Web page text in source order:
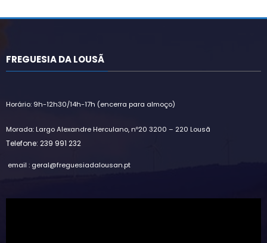
FREGUESIA DA LOUSÃ
Horário: 9h-12h30/14h-17h (encerra para almoço)
Morada: Largo Alexandre Herculano, nº20 3200 – 220 Lousã
Telefone: 239 991 232
email : geral@freguesiadalousan.pt